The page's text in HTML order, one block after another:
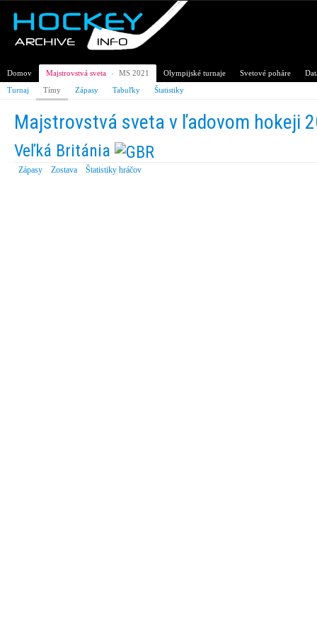
Domov Majstrovstvá sveta › MS 2021 Olympijské turnaje Svetové poháre
Turnaj
Tímy Zápasy Tabuľky Štatistiky
Majstrovstvá sveta v ľadovom hokeji
Veľká Británia
Zápasy Zostava Štatistiky hráčov